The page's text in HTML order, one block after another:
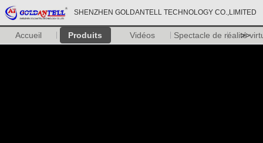
SHENZHEN GOLDANTELL TECHNOLOGY CO.,LIMITED
Accueil Produits Vidéos Spectacle de réalité
>>